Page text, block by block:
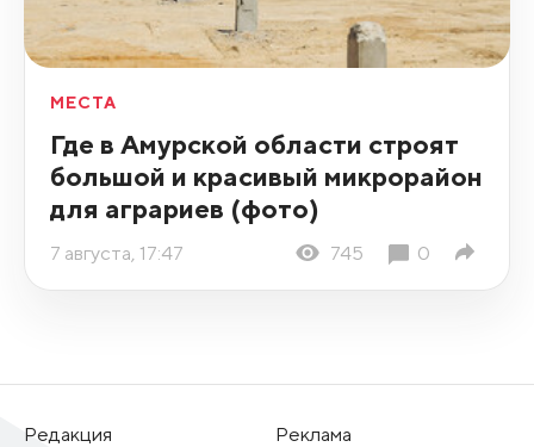
МЕСТА
Где в Амурской области строят
большой и красивый микрорайон
для аграриев (фото)
7 августа, 17:47 745 0
Редакция
Реклама